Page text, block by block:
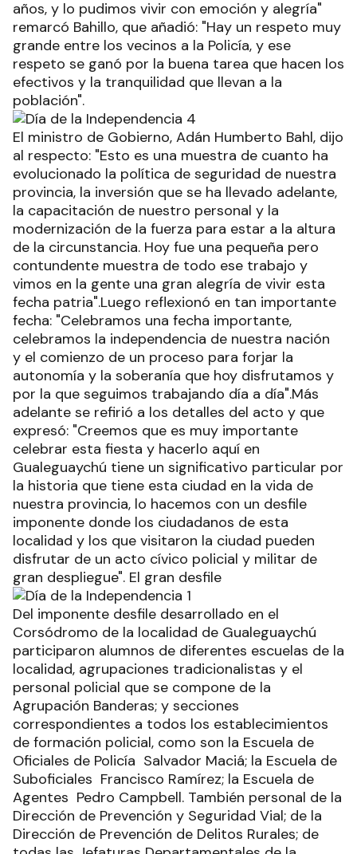
años, y lo pudimos vivir con emoción y alegría"
remarcó Bahillo, que añadió: "Hay un respeto muy
grande entre los vecinos a la Policía, y ese
respeto se ganó por la buena tarea que hacen los
efectivos y la tranquilidad que llevan a la
población".
El ministro de Gobierno, Adán Humberto Bahl, dijo
al respecto: "Esto es una muestra de cuanto ha
evolucionado la política de seguridad de nuestra
provincia, la inversión que se ha llevado adelante,
la capacitación de nuestro personal y la
modernización de la fuerza para estar a la altura
de la circunstancia. Hoy fue una pequeña pero
contundente muestra de todo ese trabajo y
vimos en la gente una gran alegría de vivir esta
fecha patria".Luego reflexionó en tan importante
fecha: "Celebramos una fecha importante,
celebramos la independencia de nuestra nación
y el comienzo de un proceso para forjar la
autonomía y la soberanía que hoy disfrutamos y
por la que seguimos trabajando día a día".Más
adelante se refirió a los detalles del acto y que
expresó: "Creemos que es muy importante
celebrar esta fiesta y hacerlo aquí en
Gualeguaychú tiene un significativo particular por
la historia que tiene esta ciudad en la vida de
nuestra provincia, lo hacemos con un desfile
imponente donde los ciudadanos de esta
localidad y los que visitaron la ciudad pueden
disfrutar de un acto cívico policial y militar de
gran despliegue". El gran desfile
Del imponente desfile desarrollado en el
Corsódromo de la localidad de Gualeguaychú
participaron alumnos de diferentes escuelas de la
localidad, agrupaciones tradicionalistas y el
personal policial que se compone de la
Agrupación Banderas; y secciones
correspondientes a todos los establecimientos
de formación policial, como son la Escuela de
Oficiales de Policía Salvador Maciá; la Escuela de
Suboficiales Francisco Ramírez; la Escuela de
Agentes Pedro Campbell. También personal de la
Dirección de Prevención y Seguridad Vial; de la
Dirección de Prevención de Delitos Rurales; de